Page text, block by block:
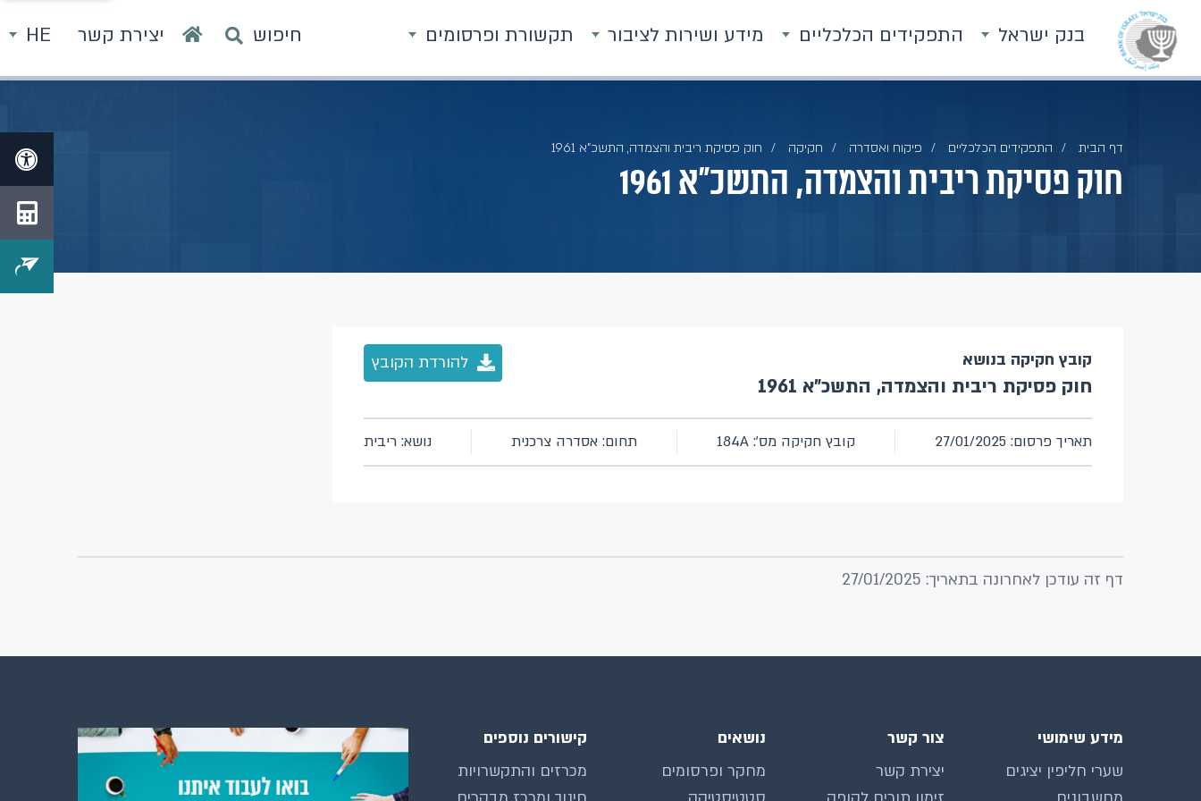
בנק ישראל התפקידים הכלכליים מידע ושירות לציבור תקשורת ופרסומים חיפוש יצירת קשר HE
דף הבית התפקידים הכלכליים פיקוח ואסדרה חקיקה חוק פסיקת ריבית והצמדה, התשכ"א 1961
חוק פסיקת ריבית והצמדה, התשכ"א 1961
קובץ חקיקה בנושא
חוק פסיקת ריבית והצמדה, התשכ"א 1961
להורדת הקובץ
תאריך פרסום: 27/01/2025 קובץ חקיקה מס': 184A תחום: אסדרה צרכנית נושא: ריבית
דף זה עודכן לאחרונה בתאריך: 27/01/2025
מידע שימושי
שערי חליפין יציגים
צור קשר
יצירת קשר
נושאים
מחקר ופרסומים
קישורים נוספים
מכרזים והתקשרויות